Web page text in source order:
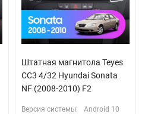
Штатная магнитола Teyes
CC3 4/32 Hyundai Sonata
NF (2008-2010) F2
Версия системы: Android 10